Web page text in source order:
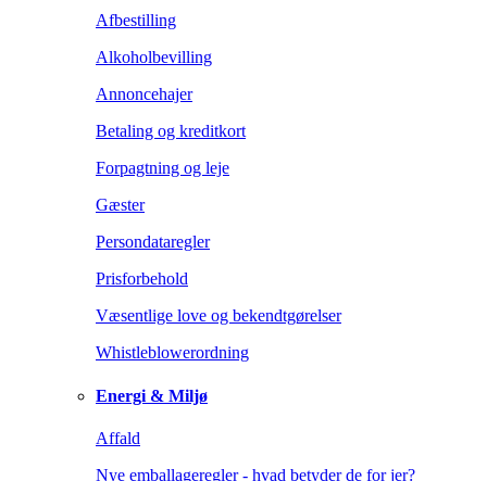
Afbestilling
Alkoholbevilling
Annoncehajer
Betaling og kreditkort
Forpagtning og leje
Gæster
Persondataregler
Prisforbehold
Væsentlige love og bekendtgørelser
Whistleblowerordning
Energi & Miljø
Affald
Nye emballageregler - hvad betyder de for jer?